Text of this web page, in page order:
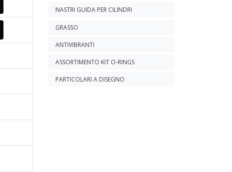
NASTRI GUIDA PER CILINDRI
GRASSO
ANTIVIBRANTI
ASSORTIMENTO KIT O-RINGS
PARTICOLARI A DISEGNO